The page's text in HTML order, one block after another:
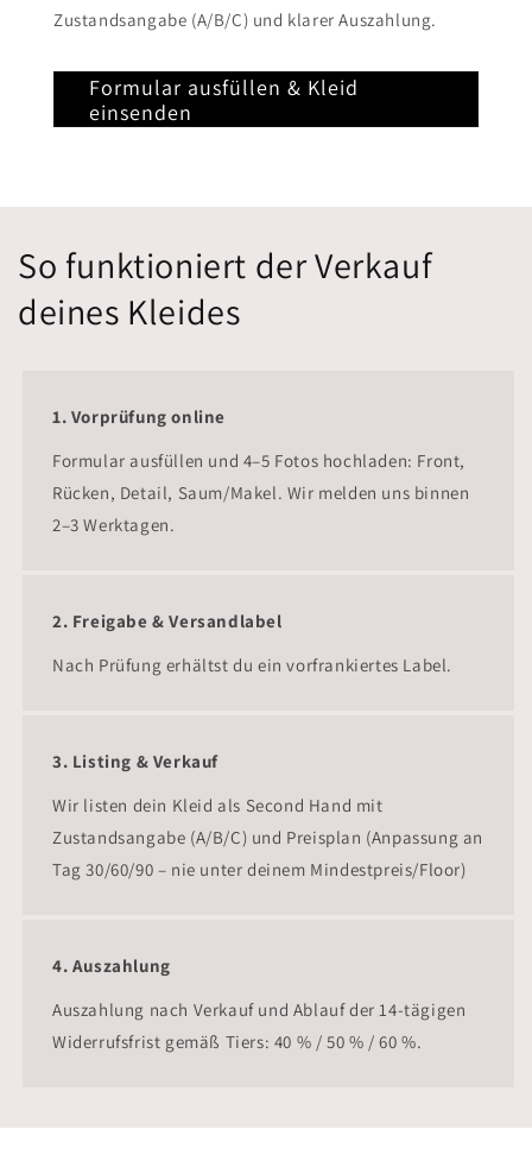
Zustandsangabe (A/B/C) und klarer Auszahlung.
Formular ausfüllen & Kleid
einsenden
So funktioniert der Verkauf
deines Kleides
1. Vorprüfung online
Formular ausfüllen und 4–5 Fotos hochladen: Front,
Rücken, Detail, Saum/Makel. Wir melden uns binnen
2–3 Werktagen.
2. Freigabe & Versandlabel
Nach Prüfung erhältst du ein vorfrankiertes Label.
3. Listing & Verkauf
Wir listen dein Kleid als Second Hand mit
Zustandsangabe (A/B/C) und Preisplan (Anpassung an
Tag 30/60/90 – nie unter deinem Mindestpreis/Floor)
4. Auszahlung
Auszahlung nach Verkauf und Ablauf der 14-tägigen
Widerrufsfrist gemäß Tiers: 40 % / 50 % / 60 %.